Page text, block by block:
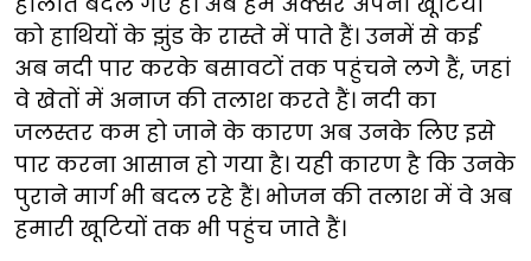
को हाथियों के झुंड के रास्ते में पाते हैं। उनमें से कई
अब नदी पार करके बसावटों तक पहुंचने लगे हैं, जहां
वे खेतों में अनाज की तलाश करते हैं। नदी का
जलस्तर कम हो जाने के कारण अब उनके लिए इसे
पार करना आसान हो गया है। यही कारण है कि उनके
पुराने मार्ग भी बदल रहे हैं। भोजन की तलाश में वे अब
हमारी खूटियों तक भी पहुंच जाते हैं।